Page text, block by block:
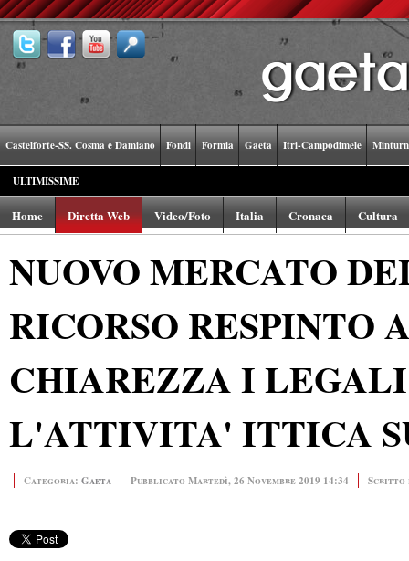
Castelforte-SS. Cosma e Damiano Fondi Formia Gaeta Itri-Campodimele
ULTIMISSIME
Home Diretta Web Video/Foto Italia Cronaca Cultura
NUOVO MERCATO
RICORSO RESPINTO
CHIAREZZA I
L'ATTIVITA' ITTICA
Categoria: Gaeta Pubblicato Martedì, 26 Novembre 2019 14:34 Scritto